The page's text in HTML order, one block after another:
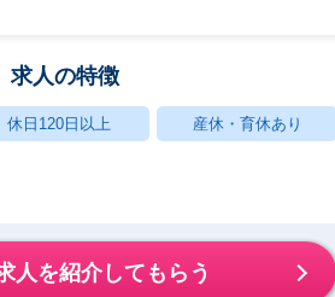
求人の特徴
休日120日以上 産休・育休あり
人を紹介してもらう